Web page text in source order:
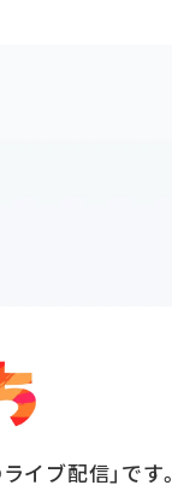
イブ配信」です。